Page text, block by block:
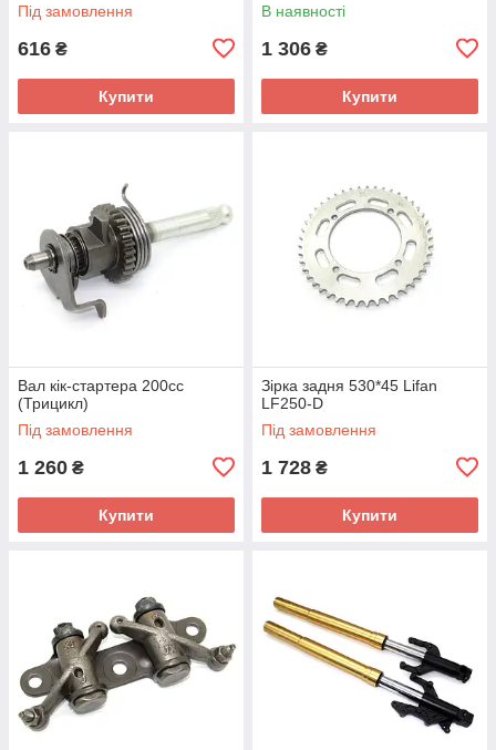
Під замовлення
616 ₴
Купити
В наявності
1 306 ₴
Купити
Вал кік-стартера 200сс
(Трицикл)
Під замовлення
1 260 ₴
Купити
Зірка задня 530*45 Lifan
LF250-D
Під замовлення
1 728 ₴
Купити